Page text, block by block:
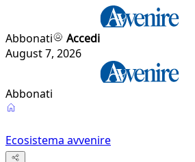
Abbonati
Accedi
August 7, 2026
Abbonati
Ecosistema avvenire